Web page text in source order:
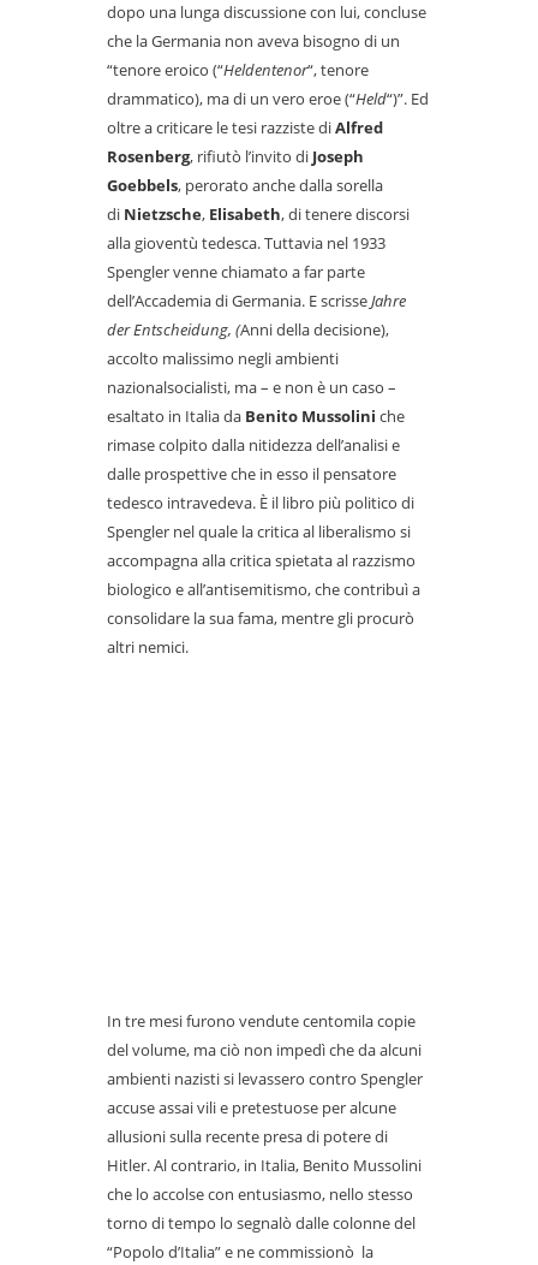
dopo una lunga discussione con lui, concluse
che la Germania non aveva bisogno di un
“tenore eroico (“Heldentenor“, tenore
drammatico), ma di un vero eroe (“Held“)”. Ed
oltre a criticare le tesi razziste diAlfred
Rosenberg, rifiutò l’invito di Joseph
Goebbels, perorato anche dalla sorella
di Nietzsche, Elisabeth, di tenere discorsi
alla gioventù tedesca. Tuttavia nel 1933
Spengler venne chiamato a far parte
dell’Accademia di Germania. E scrisseJahre
der Entscheidung, (Anni della decisione),
accolto malissimo negli ambienti
nazionalsocialisti, ma – e non è un caso –
esaltato in Italia da Benito Mussolini che
rimase colpito dalla nitidezza dell’analisi e
dalle prospettive che in esso il pensatore
tedesco intravedeva. È il libro più politico di
Spengler nel quale la critica al liberalismo si
accompagna alla critica spietata al razzismo
biologico e all’antisemitismo, che contribuì a
consolidare la sua fama, mentre gli procurò
altri nemici.
In tre mesi furono vendute centomila copie
del volume, ma ciò non impedì che da alcuni
ambienti nazisti si levassero contro Spengler
accuse assai vili e pretestuose per alcune
allusioni sulla recente presa di potere di
Hitler. Al contrario, in Italia, Benito Mussolini
che lo accolse con entusiasmo, nello stesso
torno di tempo lo segnalò dalle colonne del
“Popolo d’Italia” e ne commissionò la